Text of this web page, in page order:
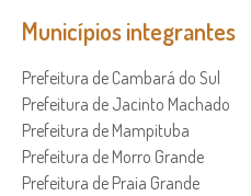
Municípios integrantes
Prefeitura de Cambará do Sul
Prefeitura de Jacinto Machado
Prefeitura de Mampituba
Prefeitura de Morro Grande
Prefeitura de Praia Grande